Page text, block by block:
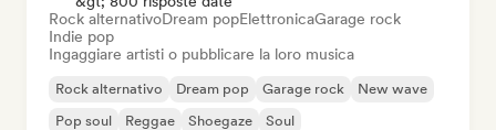
Rock alternativoDream popElettronicaGarage rock
Indie pop
Ingaggiare artisti o pubblicare la loro musica
Rock alternativo Dream pop Garage rock
New wave
Pop soul
Reggae Shoegaze Soul